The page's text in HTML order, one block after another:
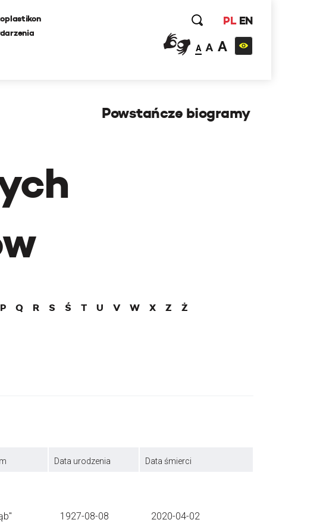
PL EN
A A A
Powstańcze biogramy
P Q R S Ś T U V W X Z
Ż
Data urodzenia Data śmierci
1927-08-08 2020-04-02